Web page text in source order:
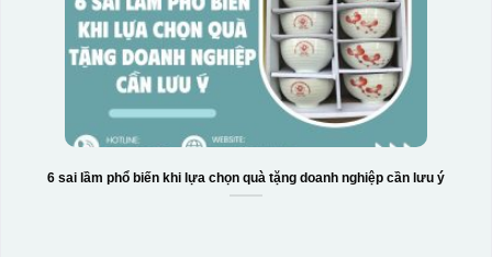
6 sai lầm phổ biến khi lựa chọn quà tặng doanh nghiệp cần lưu ý